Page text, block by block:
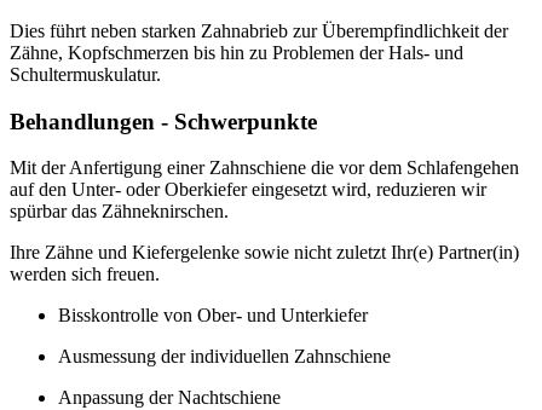
Dies führt neben starken Zahnabrieb zur Überempfindlichkeit der
Zähne, Kopfschmerzen bis hin zu Problemen der Hals- und
Schultermuskulatur.
Behandlungen - Schwerpunkte
Mit der Anfertigung einer Zahnschiene die vor dem Schlafengehen
auf den Unter- oder Oberkiefer eingesetzt wird, reduzieren wir
spürbar das Zähneknirschen.
Ihre Zähne und Kiefergelenke sowie nicht zuletzt Ihr(e) Partner(in)
werden sich freuen.
Bisskontrolle von Ober- und Unterkiefer
Ausmessung der individuellen Zahnschiene
Anpassung der Nachtschiene